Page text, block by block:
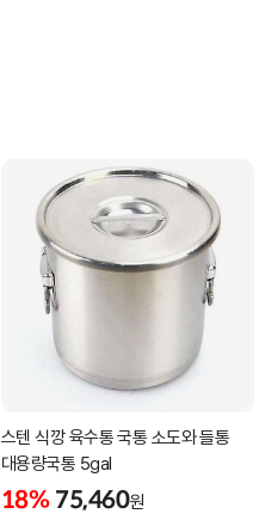
스텐 식깡 육수통 국통 소도와 들통
대용량국통 5gal
18% 75,460원